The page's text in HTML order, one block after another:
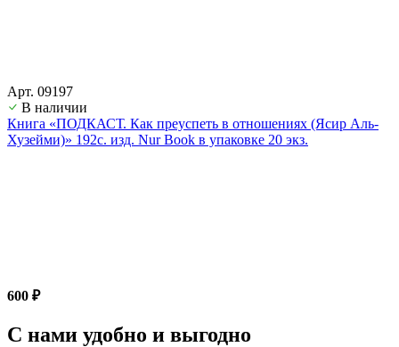
Арт. 09197
В наличии
Книга «ПОДКАСТ. Как преуспеть в отношениях (Ясир Аль-
Хузейми)» 192с. изд. Nur Book в упаковке 20 экз.
600 ₽
С нами удобно и выгодно